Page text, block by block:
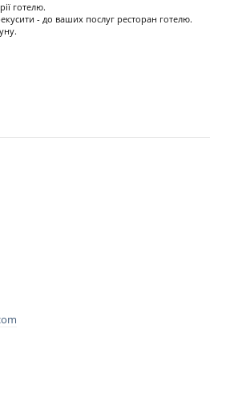
готелю.
- до ваших послуг ресторан готелю.